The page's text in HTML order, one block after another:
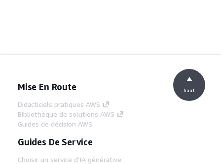
Mise En Route
Didacticiels pratiques AWS
Bibliothèque de solutions AWS
Guides de décision AWS
Guides De Service
Choisir un service d'IA générative
haut